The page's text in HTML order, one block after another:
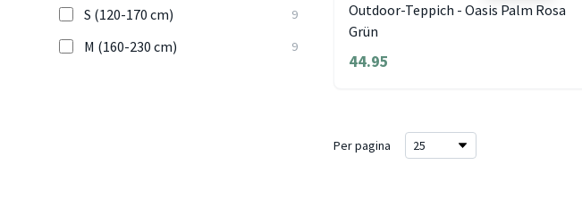
S (120-170 cm) 9
M (160-230 cm) 9
Outdoor-Teppich - Oasis Palm Rosa
Grün
44.95
Per pagina